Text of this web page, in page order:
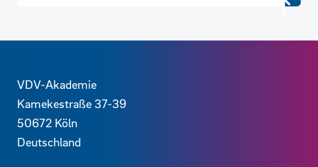
Kontaktdaten und weitere Links
VDV-Akademie
Kamekestraße 37-39
50672 Köln
Deutschland